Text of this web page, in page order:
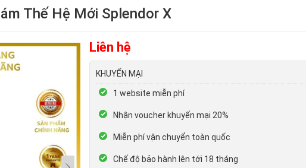
Thế Hệ Mới Splendor X
Liên hệ
KHUYẾN MẠI
1 website miễn phí
Nhận voucher khuyến mại 20%
Miễn phí vận chuyển toàn quốc
Chế độ bảo hành lên tới 18 tháng